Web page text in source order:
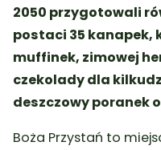
2050 przygotowali
postaci 35 kanapek,
muffinek, zimowej
czekolady dla
deszczowy poranek
Boża Przystań to